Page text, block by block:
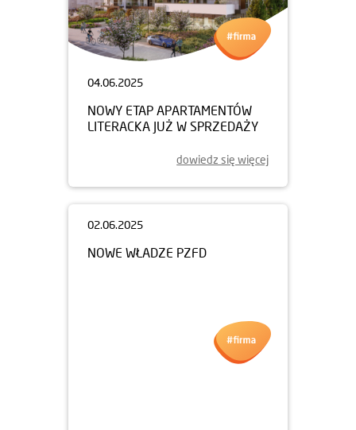
04.06.2025
NOWY ETAP APARTAMENTÓW
LITERACKA JUŻ W SPRZEDAŻY
dowiedz się więcej